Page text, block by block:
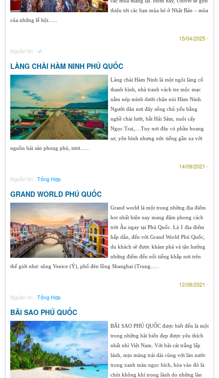
thiệu tới các bạn mùa hè ở Nhật Bản – mùa
của những lễ hội......
15/04/2025 -
Nguồn tin : -/-
LÀNG CHÀI HÀM NINH PHÚ QUỐC
Làng chài Hàm Ninh là một ngôi làng cổ
thanh bình, nhà tranh vách tre mộc mạc
nằm nép mình dưới chân núi Hàm Ninh.
Người dân nơi đây sống chủ yếu bằng
nghề chài lưới, bắt Hải Sâm, nuôi cấy
Ngọc Trai,....Tuy nơi đây có phần hoang
sơ, yên bình nhưng nức tiếng gần xa với
nguồn hải sản phong phú, tươi......
14/09/2021 -
Nguồn tin : Tổng Hợp
GRAND WORLD PHÚ QUỐC
Grand world là một trong những địa điểm
hot nhất hiện nay mang đậm phong cách
trời Âu ngay tại Phú Quốc. Là 1 địa điểm
hấp dẫn, đến với Grand World Phú Quốc,
du khách sẽ được khám phá và tận hưởng
những điểm đến nổi tiếng khắp nơi trên
thế giới như: sông Venice (Ý), phố đèn lồng Shanghai (Trung......
12/08/2021 -
Nguồn tin : Tổng Hợp
BÃI SAO PHÚ QUỐC
BÃI SAO PHÚ QUỐC được biết đến là một
trong những bãi biển đẹp được yêu thích
nhất nhì Việt Nam. Với bãi cát trắng lấp
lánh, mịn màng trải dài cùng với làn nước
trong xanh màu ngọc bích, hòa vào đó là
chút không khí trong lành do những làn